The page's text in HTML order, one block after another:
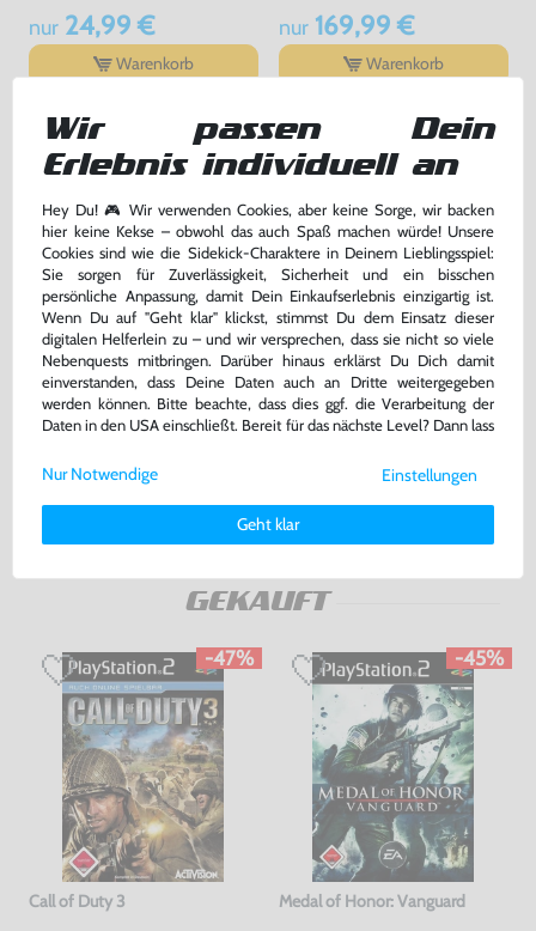
nur24,99 €
Warenkorb
nur169,99 €
Warenkorb
Original Memory Card /
Memorycard / Speicherkarte 8
MB #schwarz [Sony]
gebraucht, NEUWERTIG
Warenkorb
Konsole #schwarz + Original
Sony DualShock Controller +
Zubehör
gebraucht
GEKAUFT
-47%
Call of Duty 3
-45%
Medal of Honor: Vanguard
Wir passen Dein
Erlebnis individuell an
Hey Du! 🎮 Wir verwenden Cookies, aber keine Sorge, wir backen
hier keine Kekse – obwohl das auch Spaß machen würde! Unsere
Cookies sind wie die Sidekick-Charaktere in Deinem Lieblingsspiel:
Sie sorgen für Zuverlässigkeit, Sicherheit und ein bisschen
persönliche Anpassung, damit Dein Einkaufserlebnis einzigartig ist.
Wenn Du auf "Geht klar" klickst, stimmst Du dem Einsatz dieser
digitalen Helferlein zu – und wir versprechen, dass sie nicht so viele
Nebenquests mitbringen. Darüber hinaus erklärst Du Dich damit
einverstanden, dass Deine Daten auch an Dritte weitergegeben
werden können. Bitte beachte, dass dies ggf. die Verarbeitung der
Daten in den USA einschließt. Bereit für das nächste Level? Dann lass
Weitere Informationen zu den von uns verwendeten Cookies und
Deinen Rechten als Nutzer findest Du in unsererDaten­schutz­
Impressum.
Einstellungen
Geht klar
Nur Notwendige